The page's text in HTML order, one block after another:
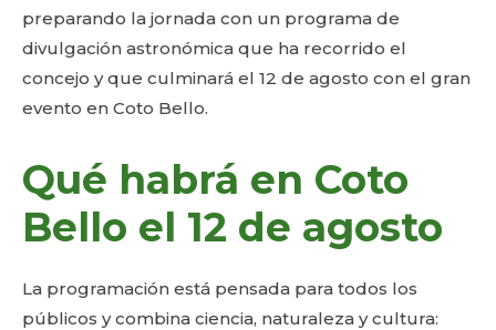
preparando la jornada con un programa de
divulgación astronómica que ha recorrido el
concejo y que culminará el 12 de agosto con el gran
evento en Coto Bello.
Qué habrá en Coto
Bello el 12 de agosto
La programación está pensada para todos los
públicos y combina ciencia, naturaleza y cultura: